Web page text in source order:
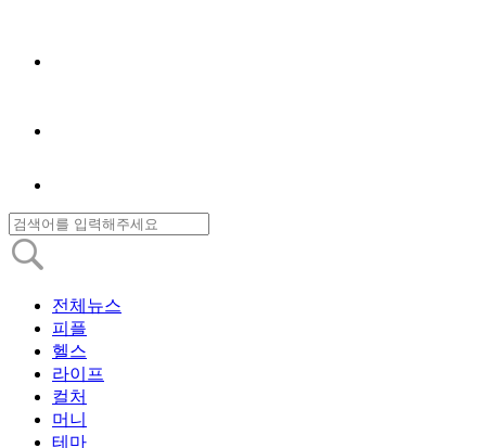
전체뉴스
피플
헬스
라이프
컬처
머니
테마